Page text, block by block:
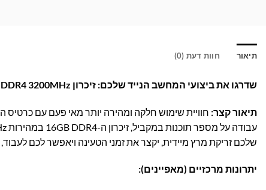
תיאור חוות דעת (0)
שדרגו את ביצועי המחשב הנייד שלכם: זיכרון
תיאור קצר:
שלכם זריקת מרץ מיידית, יקצר את זמני הטעינה ויאפשר לכם
יתרונות מרכזיים (מאפיינים):